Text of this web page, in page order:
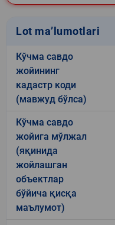
Lot ma’lumotlari
Кўчма савдо
жойининг
кадастр коди
(мавжуд бўлса)
Кўчма савдо
жойига мўлжал
(яқинида
жойлашган
объектлар
бўйича қисқа
маълумот)